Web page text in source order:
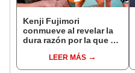
Kenji Fujimori
conmueve al revelar la
dura razón por la que no
esposa Erika Muñóz: "El
proceso judicial"
LEER MÁS